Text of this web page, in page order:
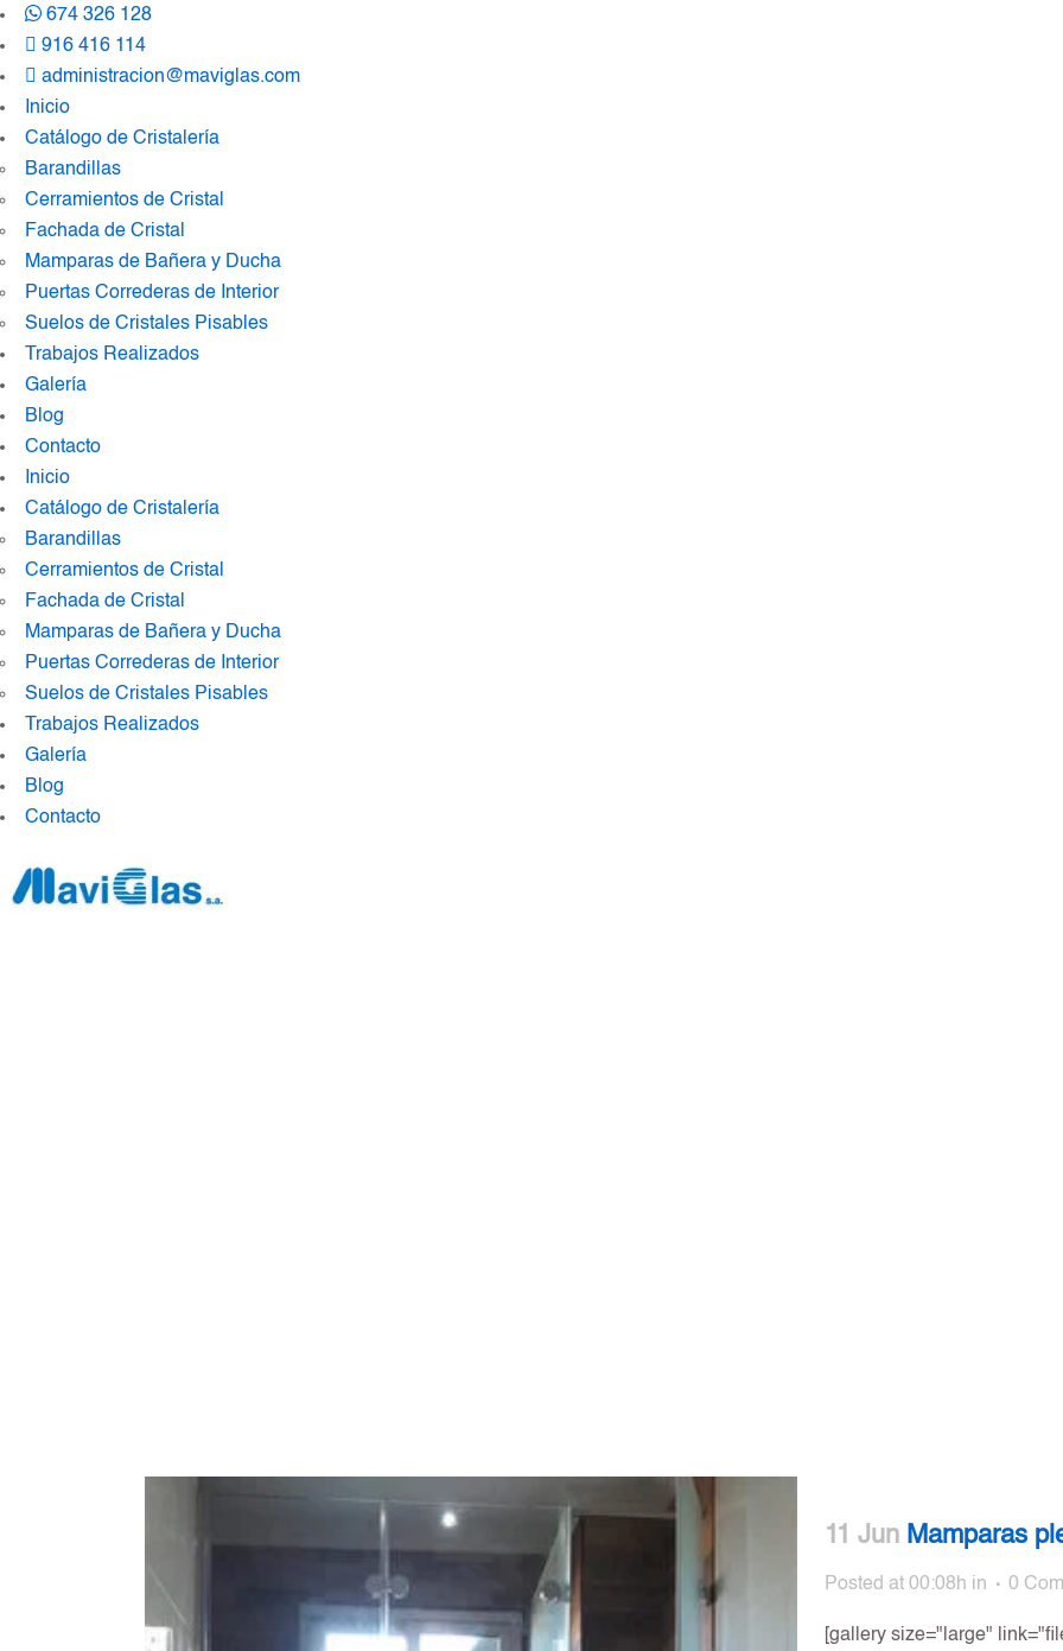
674 326 128
916 416 114
administracion@maviglas.com
Inicio
Catálogo de Cristalería
Barandillas
Cerramientos de Cristal
Fachada de Cristal
Mamparas de Bañera y Ducha
Puertas Correderas de Interior
Suelos de Cristales Pisables
Trabajos Realizados
Galería
Blog
Contacto
Inicio
Catálogo de Cristalería
Barandillas
Cerramientos de Cristal
Fachada de Cristal
Mamparas de Bañera y Ducha
Puertas Correderas de Interior
Suelos de Cristales Pisables
Trabajos Realizados
Galería
Blog
Contacto
11 Jun Mamparas
Posted at 00:08h in 0
[gallery size="large"